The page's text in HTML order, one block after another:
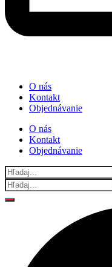
O nás
Kontakt
Objednávanie
O nás
Kontakt
Objednávanie